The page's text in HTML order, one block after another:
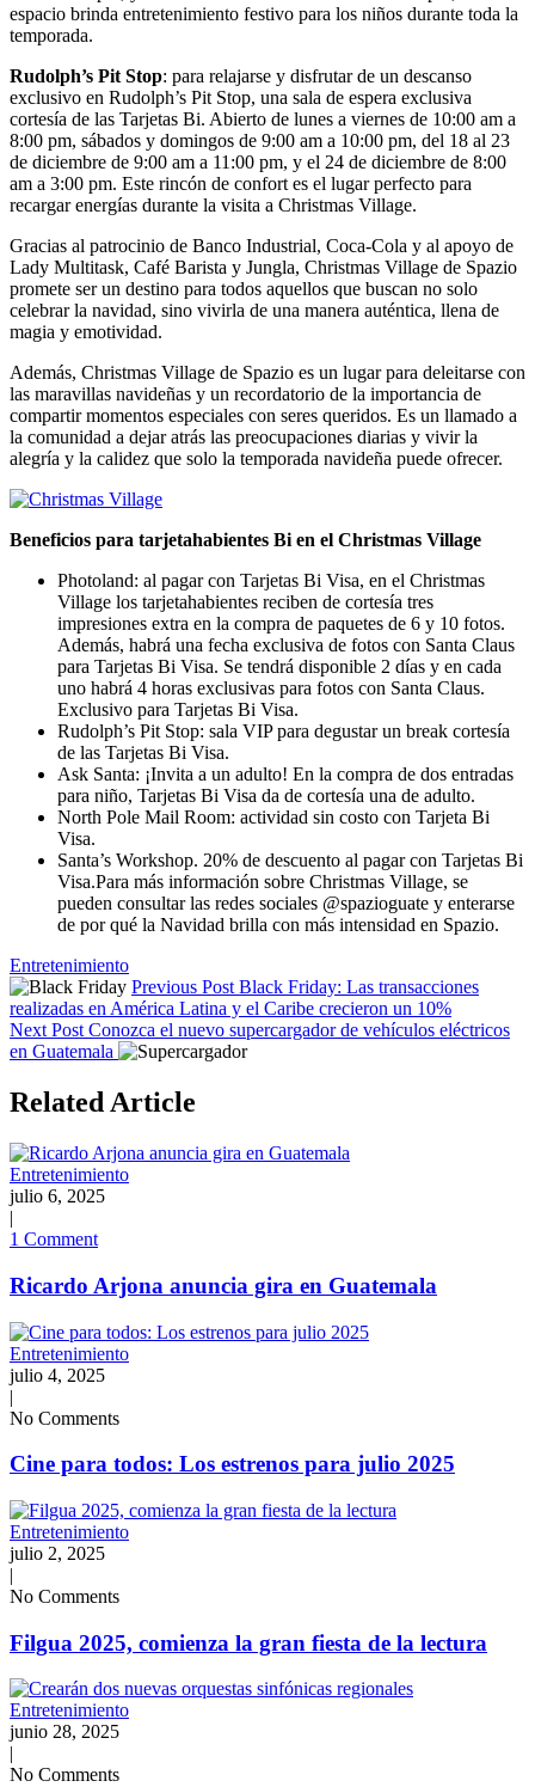
espacio brinda entretenimiento festivo para los niños durante toda la
temporada.
Rudolph’s Pit Stop: para relajarse y disfrutar de un descanso
exclusivo en Rudolph’s Pit Stop, una sala de espera exclusiva
cortesía de las Tarjetas Bi. Abierto de lunes a viernes de 10:00 am a
8:00 pm, sábados y domingos de 9:00 am a 10:00 pm, del 18 al 23
de diciembre de 9:00 am a 11:00 pm, y el 24 de diciembre de 8:00
am a 3:00 pm. Este rincón de confort es el lugar perfecto para
recargar energías durante la visita a Christmas Village.
Gracias al patrocinio de Banco Industrial, Coca-Cola y al apoyo de
Lady Multitask, Café Barista y Jungla, Christmas Village de Spazio
promete ser un destino para todos aquellos que buscan no solo
celebrar la navidad, sino vivirla de una manera auténtica, llena de
magia y emotividad.
Además, Christmas Village de Spazio es un lugar para deleitarse con
las maravillas navideñas y un recordatorio de la importancia de
compartir momentos especiales con seres queridos. Es un llamado a
la comunidad a dejar atrás las preocupaciones diarias y vivir la
alegría y la calidez que solo la temporada navideña puede ofrecer.
Beneficios para tarjetahabientes Bi en el Christmas Village
Photoland: al pagar con Tarjetas Bi Visa, en el Christmas
Village los tarjetahabientes reciben de cortesía tres
impresiones extra en la compra de paquetes de 6 y 10 fotos.
Además, habrá una fecha exclusiva de fotos con Santa Claus
para Tarjetas Bi Visa. Se tendrá disponible 2 días y en cada
uno habrá 4 horas exclusivas para fotos con Santa Claus.
Exclusivo para Tarjetas Bi Visa.
Rudolph’s Pit Stop: sala VIP para degustar un break cortesía
de las Tarjetas Bi Visa.
Ask Santa: ¡Invita a un adulto! En la compra de dos entradas
para niño, Tarjetas Bi Visa da de cortesía una de adulto.
North Pole Mail Room: actividad sin costo con Tarjeta Bi
Visa.
Santa’s Workshop. 20% de descuento al pagar con Tarjetas Bi
Visa.Para más información sobre Christmas Village, se
pueden consultar las redes sociales @spazioguate y enterarse
de por qué la Navidad brilla con más intensidad en Spazio.
Tags:
Entretenimiento
Previous Post Black Friday: Las transacciones
realizadas en América Latina y el Caribe crecieron un 10%
Next Post Conozca el nuevo supercargador de vehículos eléctricos
en Guatemala
Related Article
Entretenimiento
julio 6, 2025
|
1 Comment
Ricardo Arjona anuncia gira en Guatemala
Entretenimiento
julio 4, 2025
|
No Comments
Cine para todos: Los estrenos para julio 2025
Entretenimiento
julio 2, 2025
|
No Comments
Filgua 2025, comienza la gran fiesta de la lectura
Entretenimiento
junio 28, 2025
|
No Comments